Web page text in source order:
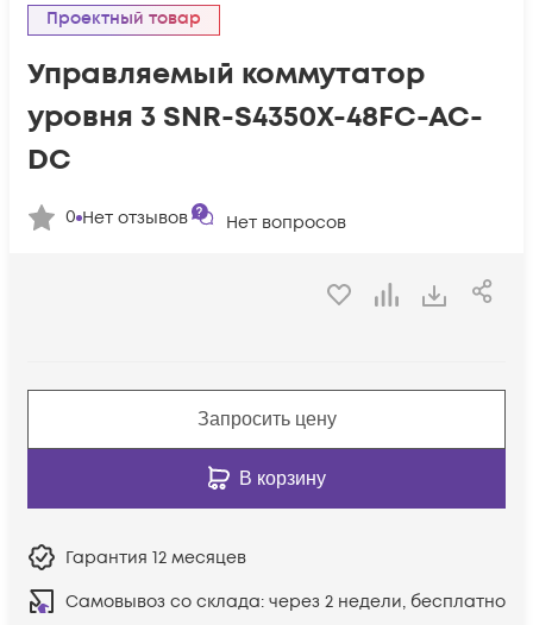
Проектный товар
Управляемый коммутатор
уровня 3 SNR-S4350X-48FC-AC-
DC
0 Нет отзывов Нет вопросов
Запросить цену
В корзину
Гарантия 12 месяцев
Самовывоз со склада: через 2 недели, бесплатно